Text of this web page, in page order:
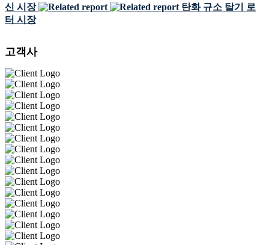
신 시장
탄화 규소 탈기 로
터 시장
고객사